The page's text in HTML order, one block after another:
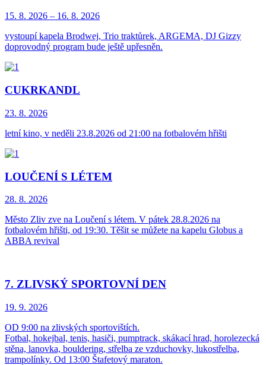
15. 8. 2026 – 16. 8. 2026
vystoupí kapela Brodwej, Trio traktůrek, ARGEMA, DJ Gizzy
doprovodný program bude ještě upřesněn.
CUKRKANDL
23. 8. 2026
letní kino, v neděli 23.8.2026 od 21:00 na fotbalovém hřišti
LOUČENÍ S LÉTEM
28. 8. 2026
Město Zliv zve na Loučení s létem. V pátek 28.8.2026 na
fotbalovém hřišti, od 19:30. Těšit se můžete na kapelu Globus a
ABBA revival
7. ZLIVSKÝ SPORTOVNÍ DEN
19. 9. 2026
OD 9:00 na zlivských sportovištích.
Fotbal, hokejbal, tenis, hasiči, pumptrack, skákací hrad, horolezecká
stěna, lanovka, bouldering, střelba ze vzduchovky, lukostřelba,
trampolínky. Od 13:00 Štafetový maraton.